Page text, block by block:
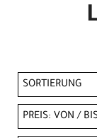
SORTIERUNG
PREIS: VON /